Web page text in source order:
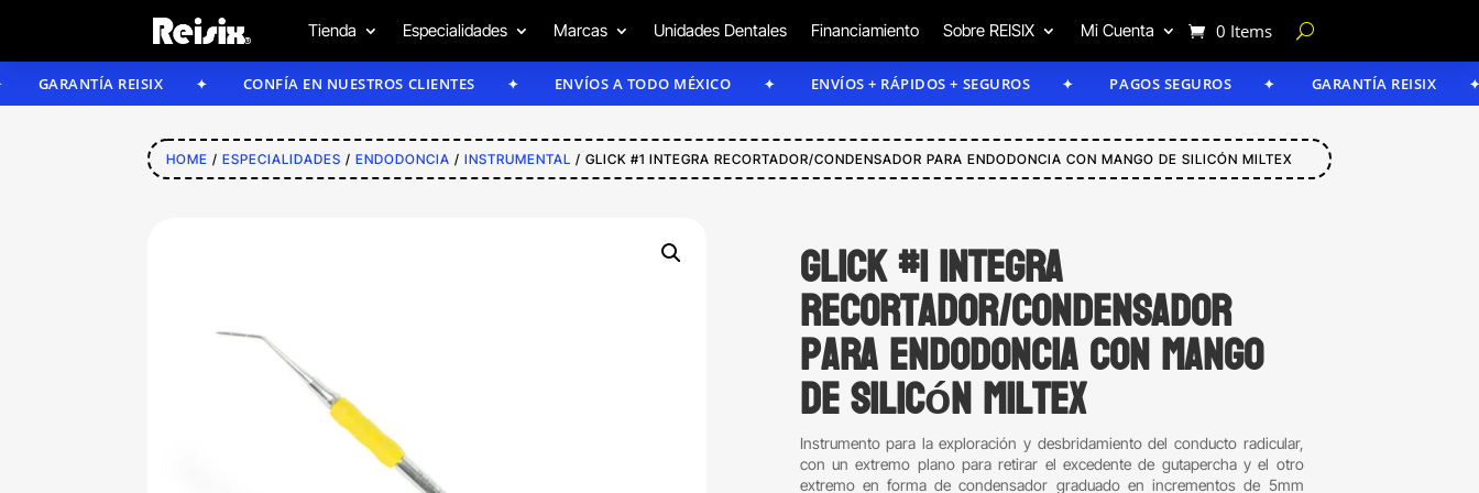
Tienda Especialidades Marcas Unidades Dentales Financiamiento Sobre REISIX Mi Cuenta 0 Items
REISIX CONFÍA EN NUESTROS CLIENTES ENVÍOS A TODO MÉXICO ENVÍOS + RÁPIDOS + SEGUROS PAGOS SEGUROS GARANTÍA REISIX
HOME /ESPECIALIDADES /ENDODONCIA /INSTRUMENTAL / GLICK #1 INTEGRA RECORTADOR/CONDENSADOR PARA ENDODONCIA CON MANGO DE SILICÓN MILTEX
Glick #1 Integra
recortador/condensador
para endodoncia con mango
de silicón Miltex
Instrumento para la exploración y desbridamiento del conducto radicular,
con un extremo plano para retirar el excedente de gutapercha y el otro
extremo en forma de condensador graduado en incrementos de 5mm